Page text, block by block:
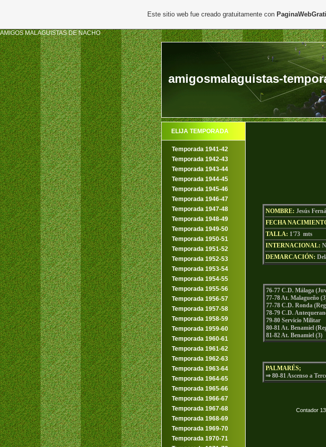
AMIGOS MALAGUISTAS DE NACHO
amigosmalaguistas-
ELIJA TEMPORADA
Temporada 1941-42
Temporada 1942-43
Temporada 1943-44
Temporada 1944-45
Temporada 1945-46
Temporada 1946-47
Temporada 1947-48
Temporada 1948-49
Temporada 1949-50
Temporada 1950-51
Temporada 1951-52
Temporada 1952-53
Temporada 1953-54
Temporada 1954-55
Temporada 1955-56
Temporada 1956-57
Temporada 1957-58
Temporada 1958-59
Temporada 1959-60
Temporada 1960-61
Temporada 1961-62
Temporada 1962-63
Temporada 1963-64
Temporada 1964-65
Temporada 1965-66
Temporada 1966-67
Temporada 1967-68
Temporada 1968-69
Temporada 1969-70
Temporada 1970-71
NOMBRE: Jesús
FECHA
TALLA: 1'73
INTERNACIONAL:
DEMARCACIÓN:
76-77 C.D. Málaga
77-78 At. Malagueño
77-78 C.D. Ronda
78-79 C.D.
79-80 Servicio Militar
80-81 At. Benamiel
81-82 At. Benamiel (3)
PALMARÉS;
⇒ 80-81 Ascenso a
Contador
Este sitio web fue creado gratuitamente con